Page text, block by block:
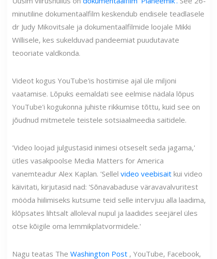
minutiline dokumentaalfilm keskendub endisele teadlasele
dr Judy Mikovitsale ja dokumentaalfilmide loojale Mikki
Willisele, kes sukelduvad pandeemiat puudutavate
teooriate valdkonda.
Videot kogus YouTube'is hostimise ajal üle miljoni
vaatamise. Lõpuks eemaldati see eelmise nädala lõpus
YouTube'i kogukonna juhiste rikkumise tõttu, kuid see on
jõudnud mitmetele teistele sotsiaalmeedia saitidele.
'Video loojad julgustasid inimesi otseselt seda jagama,'
ütles vasakpoolse Media Matters for America
vanemteadur Alex Kaplan. 'Sellel video veebisait kui video
käivitati, kirjutasid nad: 'Sõnavabaduse väravavalvuritest
mööda hiilimiseks kutsume teid selle intervjuu alla laadima,
klõpsates lihtsalt alloleval nupul ja laadides seejärel üles
otse kõigile oma lemmikplatvormidele.'
Nagu teatas The Washington Post , YouTube, Facebook,